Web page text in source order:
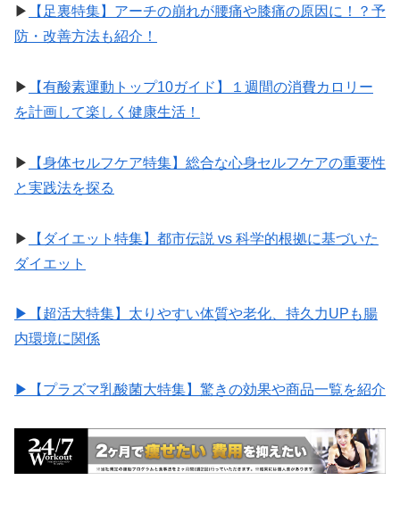
▶︎
【足裏特集】アーチの崩れが腰痛や膝痛の原因に！？予
防・改善方法も紹介！
▶︎
【有酸素運動トップ10ガイド】１週間の消費カロリー
を計画して楽しく健康生活！
▶︎
【身体セルフケア特集】総合な心身セルフケアの重要性
と実践法を探る
▶︎
【ダイエット特集】都市伝説 vs 科学的根拠に基づいた
ダイエット
▶︎【超活大特集】太りやすい体質や老化、持久力UPも腸
内環境に関係
▶︎【プラズマ乳酸菌大特集】驚きの効果や商品一覧を紹介